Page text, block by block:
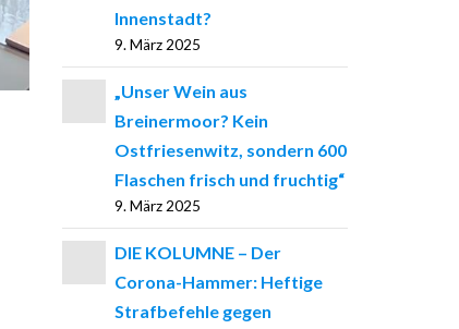
Innenstadt?
9. März 2025
„Unser Wein aus
Breinermoor? Kein
Ostfriesenwitz, sondern 600
Flaschen frisch und fruchtig“
9. März 2025
DIE KOLUMNE – Der
Corona-Hammer: Heftige
Strafbefehle gegen